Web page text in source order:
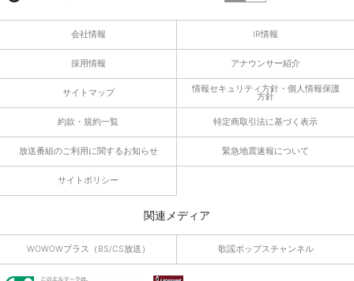
会社情報 IR情報
採用情報 アナウンサー紹介
サイトマップ 情報セキュリティ方針・個人情報保護
方針
約款・規約一覧 特定商取引法に基づく表示
放送番組のご利用に関するお知らせ 緊急地震速報について
サイトポリシー
関連メディア
WOWOWプラス（BS/CS放送） 歌謡ポップスチャンネル